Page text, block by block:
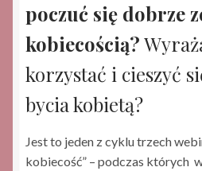
poczuć się dobrze
kobiecością?
korzystać i cieszyć
bycia kobietą?
Jest to jeden z cyklu trzech
kobiecość” – podczas których